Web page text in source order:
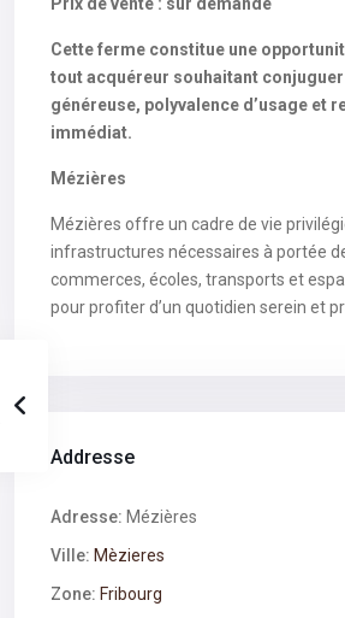
Cette ferme constitue une
tout acquéreur souhaitant
généreuse, polyvalence d’usage et
immédiat.
Mézières
Mézières offre un cadre de vie
infrastructures nécessaires à portée
commerces, écoles, transports et
pour profiter d’un quotidien serein et
Addresse
Adresse: Mézières
Ville: Mèzieres
Zone: Fribourg